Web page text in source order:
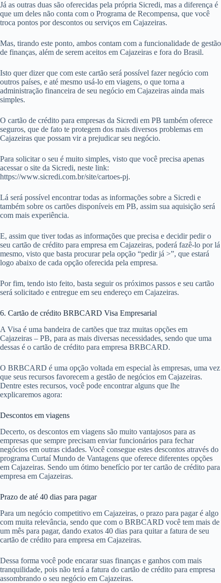
Já as outras duas são oferecidas pela própria Sicredi, mas a diferença é
que um deles não conta com o Programa de Recompensa, que você
troca pontos por descontos ou serviços em Cajazeiras.
Mas, tirando este ponto, ambos contam com a funcionalidade de gestão
de finanças, além de serem aceitos em Cajazeiras e fora do Brasil.
Isto quer dizer que com este cartão será possível fazer negócio com
outros países, e até mesmo usá-lo em viagens, o que torna a
administração financeira de seu negócio em Cajazeiras ainda mais
simples.
O cartão de crédito para empresas da Sicredi em PB também oferece
seguros, que de fato te protegem dos mais diversos problemas em
Cajazeiras que possam vir a prejudicar seu negócio.
Para solicitar o seu é muito simples, visto que você precisa apenas
acessar o site da Sicredi, neste link:
https://www.sicredi.com.br/site/cartoes-pj.
Lá será possível encontrar todas as informações sobre a Sicredi e
também sobre os cartões disponíveis em PB, assim sua aquisição será
com mais experiência.
E, assim que tiver todas as informações que precisa e decidir pedir o
seu cartão de crédito para empresa em Cajazeiras, poderá fazê-lo por lá
mesmo, visto que basta procurar pela opção “pedir já >”, que estará
logo abaixo de cada opção oferecida pela empresa.
Por fim, tendo isto feito, basta seguir os próximos passos e seu cartão
será solicitado e entregue em seu endereço em Cajazeiras.
6. Cartão de crédito BRBCARD Visa Empresarial
A Visa é uma bandeira de cartões que traz muitas opções em
Cajazeiras – PB, para as mais diversas necessidades, sendo que uma
dessas é o cartão de crédito para empresa BRBCARD.
O BRBCARD é uma opção voltada em especial às empresas, uma vez
que seus recursos favorecem a gestão de negócios em Cajazeiras.
Dentre estes recursos, você pode encontrar alguns que lhe
explicaremos agora:
Descontos em viagens
Decerto, os descontos em viagens são muito vantajosos para as
empresas que sempre precisam enviar funcionários para fechar
negócios em outras cidades. Você consegue estes descontos através do
programa Curtaí Mundo de Vantagens que oferece diferentes opções
em Cajazeiras. Sendo um ótimo benefício por ter cartão de crédito para
empresa em Cajazeiras.
Prazo de até 40 dias para pagar
Para um negócio competitivo em Cajazeiras, o prazo para pagar é algo
com muita relevância, sendo que com o BRBCARD você tem mais de
um mês para pagar, dando exatos 40 dias para quitar a fatura de seu
cartão de crédito para empresa em Cajazeiras.
Dessa forma você pode encarar suas finanças e ganhos com mais
tranquilidade, pois não terá a fatura do cartão de crédito para empresa
assombrando o seu negócio em Cajazeiras.